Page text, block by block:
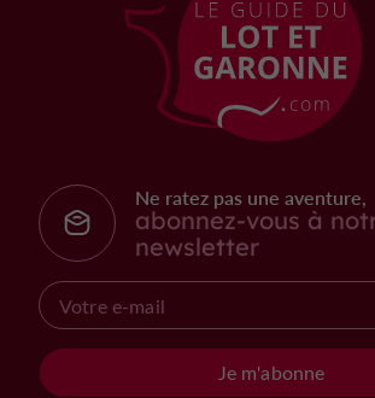
Ne ratez pas une aventure,
abonnez-vous à
newsletter
Je m'abonne